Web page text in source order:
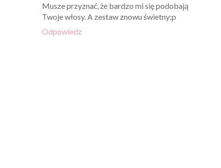
Musze przyznać, że bardzo mi się podobają
Twoje włosy. A zestaw znowu świetny;p
Odpowiedz